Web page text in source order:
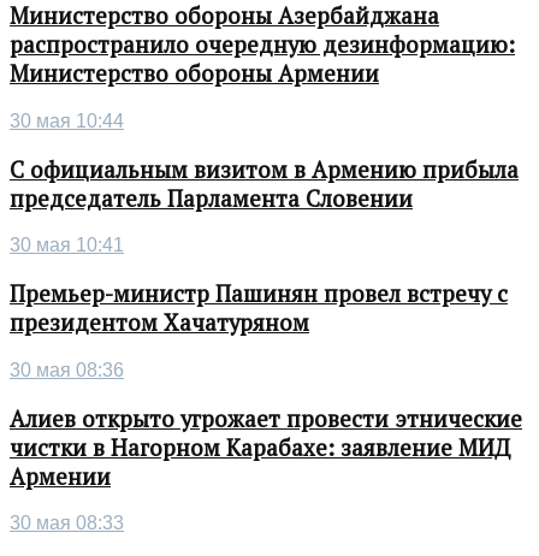
Министерство обороны Азербайджана
распространило очередную дезинформацию:
Министерство обороны Армении
30 мая 10:44
С официальным визитом в Армению прибыла
председатель Парламента Словении
30 мая 10:41
Премьер-министр Пашинян провел встречу с
президентом Хачатуряном
30 мая 08:36
Алиев открыто угрожает провести этнические
чистки в Нагорном Карабахе: заявление МИД
Армении
30 мая 08:33